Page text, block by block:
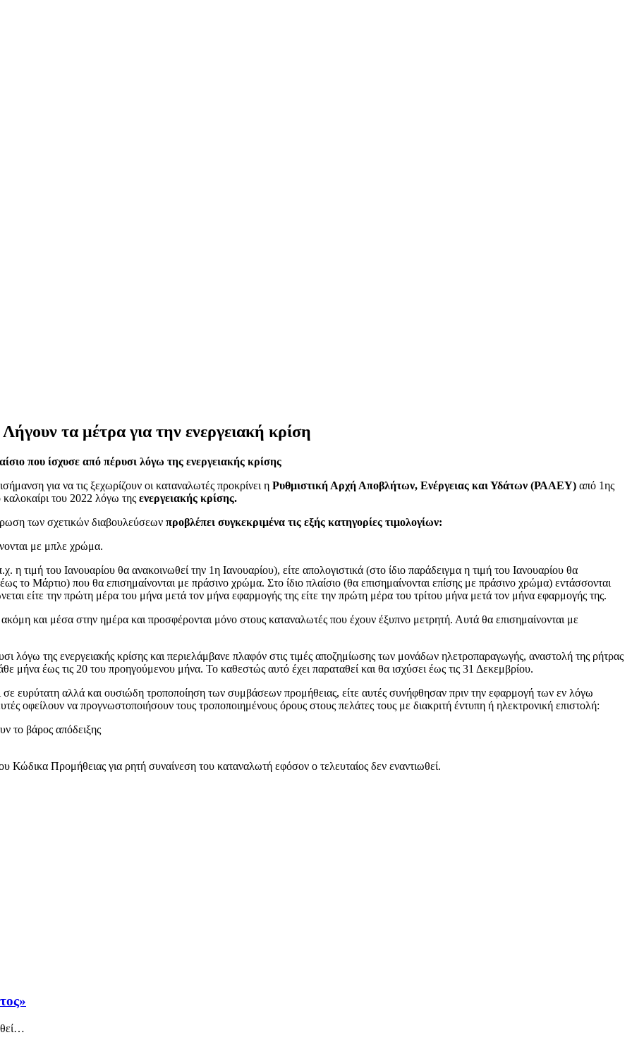
τα μέτρα για την ενεργειακή κρίση
που ίσχυσε από πέρυσι λόγω της ενεργειακής κρίσης
για να τις ξεχωρίζουν οι καταναλωτές προκρίνει η Ρυθμιστική Αρχή Αποβλήτων, Ενέργειας και Υδάτων (ΡΑΑΕΥ) από 1ης
καλοκαίρι του 2022 λόγω της ενεργειακής κρίσης.
των σχετικών διαβουλεύσεων προβλέπει συγκεκριμένα τις εξής κατηγορίες τιμολογίων:
με μπλε χρώμα.
η τιμή του Ιανουαρίου θα ανακοινωθεί την 1η Ιανουαρίου), είτε απολογιστικά (στο ίδιο παράδειγμα η τιμή του Ιανουαρίου θα
το Μάρτιο) που θα επισημαίνονται με πράσινο χρώμα. Στο ίδιο πλαίσιο (θα επισημαίνονται επίσης με πράσινο χρώμα) εντάσσονται
είτε την πρώτη μέρα του μήνα μετά τον μήνα εφαρμογής της είτε την πρώτη μέρα του τρίτου μήνα μετά τον μήνα εφαρμογής της.
και μέσα στην ημέρα και προσφέρονται μόνο στους καταναλωτές που έχουν έξυπνο μετρητή. Αυτά θα επισημαίνονται με
λόγω της ενεργειακής κρίσης και περιελάμβανε πλαφόν στις τιμές αποζημίωσης των μονάδων ηλετροπαραγωγής, αναστολή της ρήτρας
μήνα έως τις 20 του προηγούμενου μήνα. Το καθεστώς αυτό έχει παραταθεί και θα ισχύσει έως τις 31 Δεκεμβρίου.
αλλά και ουσιώδη τροποποίηση των συμβάσεων προμήθειας, είτε αυτές συνήφθησαν πριν την εφαρμογή των εν λόγω
οφείλουν να προγνωστοποιήσουν τους τροποποιημένους όρους στους πελάτες τους με διακριτή έντυπη ή ηλεκτρονική επιστολή:
το βάρος απόδειξης
Κώδικα Προμήθειας για ρητή συναίνεση του καταναλωτή εφόσον ο τελευταίος δεν εναντιωθεί.